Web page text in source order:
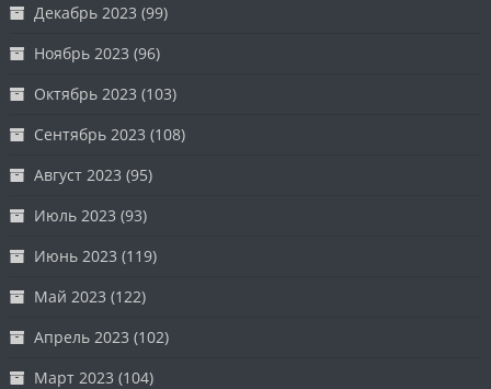
Декабрь 2023 (99)
Ноябрь 2023 (96)
Октябрь 2023 (103)
Сентябрь 2023 (108)
Август 2023 (95)
Июль 2023 (93)
Июнь 2023 (119)
Май 2023 (122)
Апрель 2023 (102)
Март 2023 (104)